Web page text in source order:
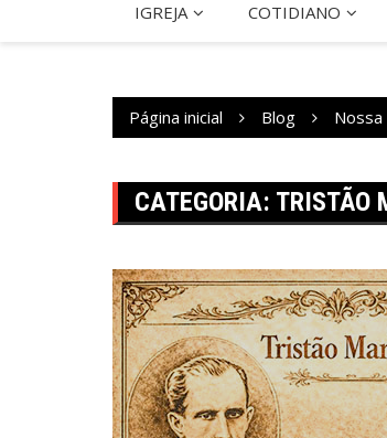
IGREJA COTIDIANO
Página inicial Blog
CATEGORIA: TRISTÃO